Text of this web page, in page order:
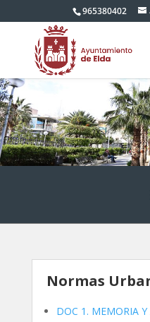
965380402
Normas
DOC 1. MEMORIA